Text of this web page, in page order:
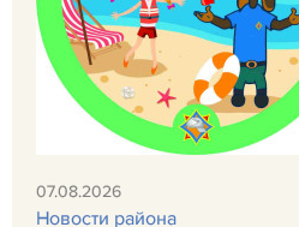
07.08.2026
Новости района